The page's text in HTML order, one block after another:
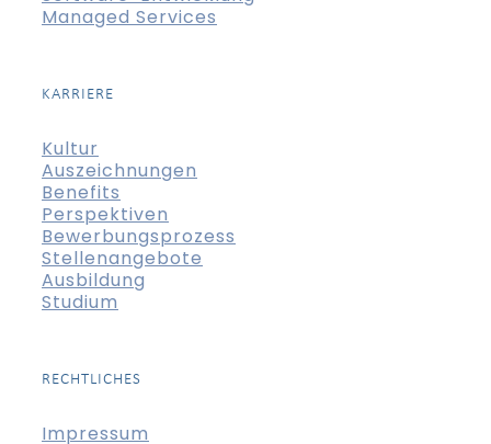
Managed Services
KARRIERE
Kultur
Auszeichnungen
Benefits
Perspektiven
Bewerbungsprozess
Stellenangebote
Ausbildung
Studium
RECHTLICHES
Impressum